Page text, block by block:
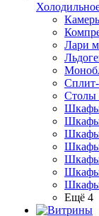
Лари
Столы
Шкафы
Шкафы
Шкафы
Шкафы
Шкафы
Шкафы
Ещё 4